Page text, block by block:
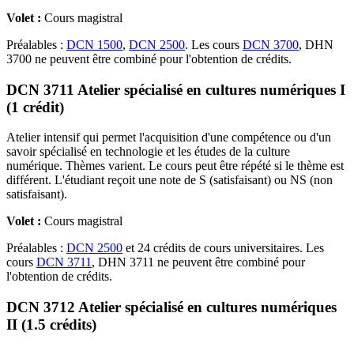
Volet : Cours magistral
Préalables : DCN 1500, DCN 2500. Les cours DCN 3700, DHN
3700 ne peuvent être combiné pour l'obtention de crédits.
DCN 3711 Atelier spécialisé en cultures numériques I
(1 crédit)
Atelier intensif qui permet l'acquisition d'une compétence ou d'un
savoir spécialisé en technologie et les études de la culture
numérique. Thèmes varient. Le cours peut être répété si le thème est
différent. L'étudiant reçoit une note de S (satisfaisant) ou NS (non
satisfaisant).
Volet : Cours magistral
Préalables : DCN 2500 et 24 crédits de cours universitaires. Les
cours DCN 3711, DHN 3711 ne peuvent être combiné pour
l'obtention de crédits.
DCN 3712 Atelier spécialisé en cultures numériques
II (1.5 crédits)